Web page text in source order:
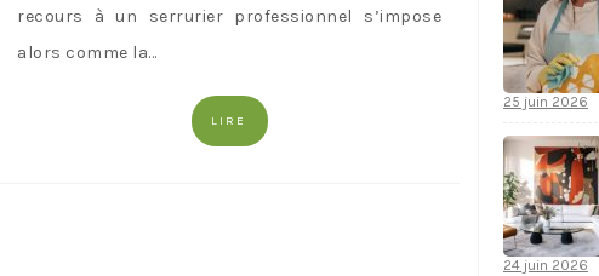
recours à un serrurier professionnel s’impose
alors comme la…
LIRE
25 juin 2026
24 juin 2026